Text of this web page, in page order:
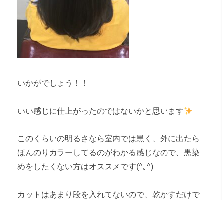
いかがでしょう！！
いい感じに仕上がったのではないかと思います
このくらいの明るさなら室内では黒く、外に出たら
ほんのりカラーしてるのがわかる感じなので、黒染
めをしたくない方はオススメです(^｡^)
カットはあまり段を入れてないので、乾かすだけで